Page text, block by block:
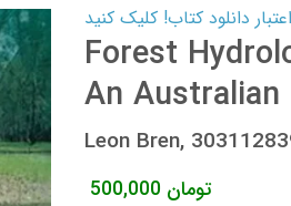
Forest
An
Leon Bren,
500,000 تومان